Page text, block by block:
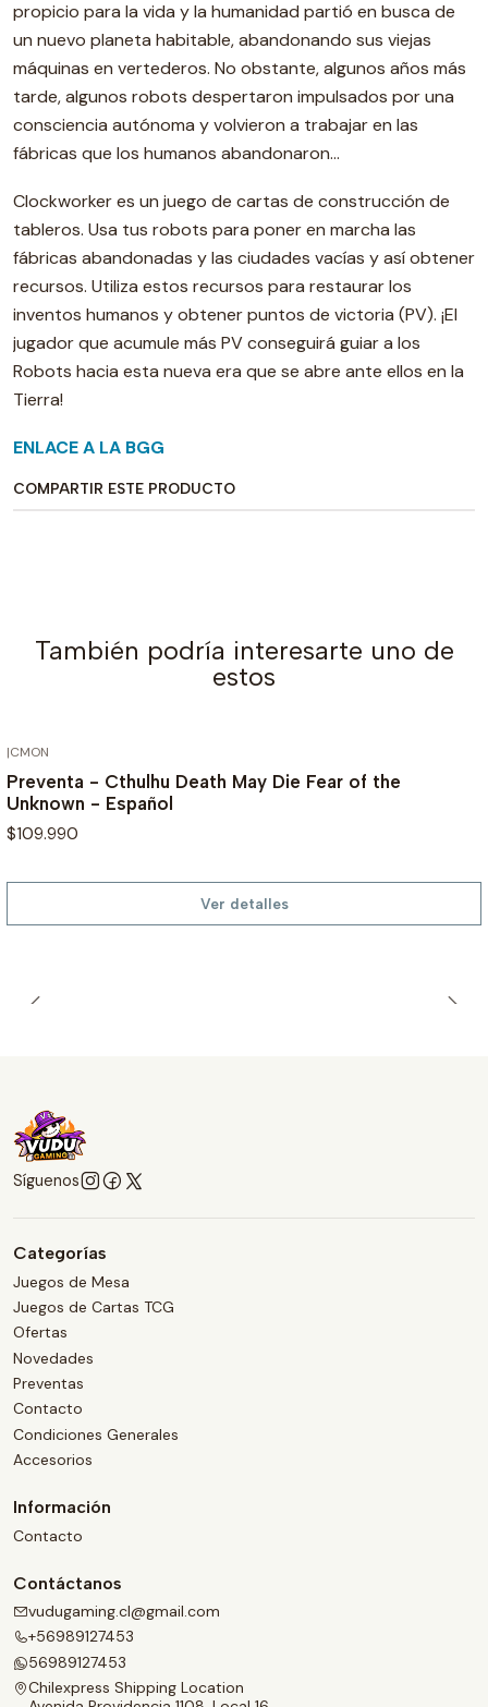
propicio para la vida y la humanidad partió en busca de
un nuevo planeta habitable, abandonando sus viejas
máquinas en vertederos. No obstante, algunos años más
tarde, algunos robots despertaron impulsados por una
consciencia autónoma y volvieron a trabajar en las
fábricas que los humanos abandonaron…
Clockworker es un juego de cartas de construcción de
tableros. Usa tus robots para poner en marcha las
fábricas abandonadas y las ciudades vacías y así obtener
recursos. Utiliza estos recursos para restaurar los
inventos humanos y obtener puntos de victoria (PV). ¡El
jugador que acumule más PV conseguirá guiar a los
Robots hacia esta nueva era que se abre ante ellos en la
Tierra!
ENLACE A LA BGG
COMPARTIR ESTE PRODUCTO
También podría interesarte uno de
estos
|CMON
Preventa - Cthulhu Death May Die Fear of the
Unknown - Español
$109.990
Ver detalles
Síguenos
Categorías
Juegos de Mesa
Juegos de Cartas TCG
Ofertas
Novedades
Preventas
Contacto
Condiciones Generales
Accesorios
Información
Contacto
Contáctanos
vudugaming.cl@gmail.com
+56989127453
56989127453
Chilexpress Shipping Location